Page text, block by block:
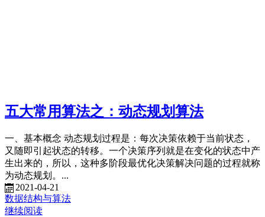
五大常用算法之：动态规划算法
一、基本概念 动态规划过程是：每次决策依赖于当前状态，
又随即引起状态的转移。一个决策序列就是在变化的状态中产
生出来的，所以，这种多阶段最优化决策解决问题的过程就称
为动态规划。...
2021-04-21
数据结构与算法
继续阅读